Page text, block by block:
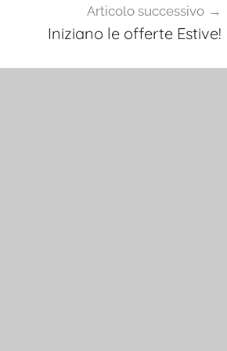
Articolo successivo
Iniziano le offerte Estive!